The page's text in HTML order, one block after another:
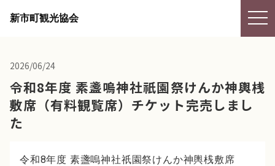
新市町観光協会
2026/06/24
令和8年度 素盞嗚神社祇園祭けんか神輿桟
敷席（有料観覧席）チケット完売しまし
た
令和8年度 素盞嗚神社祇園祭けんか神輿桟敷席